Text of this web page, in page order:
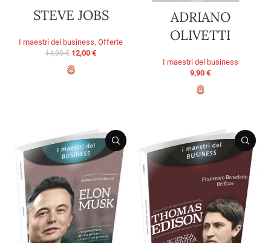
STEVE JOBS
I maestri del business, Offerte
14,90€ 12,00 €
ADRIANO
OLIVETTI
I maestri del business
9,90 €